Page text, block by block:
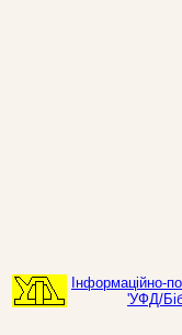
Інформаційно-
'УФД/